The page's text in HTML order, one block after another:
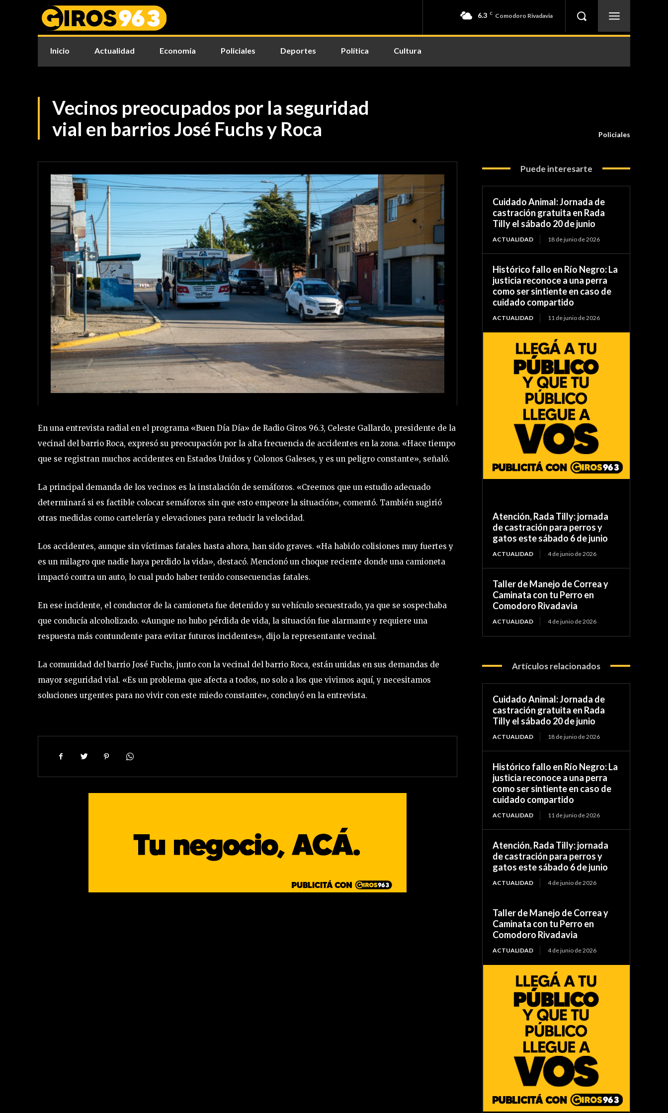
6.3 C Comodoro Rivadavia
Inicio Actualidad Economía Policiales Deportes Política Cultura
Vecinos preocupados por la seguridad
vial en barrios José Fuchs y Roca
Policiales
En una entrevista radial en el programa «Buen Día Día» de Radio Giros 96.3, Celeste Gallardo, presidente de la
vecinal del barrio Roca, expresó su preocupación por la alta frecuencia de accidentes en la zona. «Hace tiempo
que se registran muchos accidentes en Estados Unidos y Colonos Galeses, y es un peligro constante», señaló.
La principal demanda de los vecinos es la instalación de semáforos. «Creemos que un estudio adecuado
determinará si es factible colocar semáforos sin que esto empeore la situación», comentó. También sugirió
otras medidas como cartelería y elevaciones para reducir la velocidad.
Los accidentes, aunque sin víctimas fatales hasta ahora, han sido graves. «Ha habido colisiones muy fuertes y
es un milagro que nadie haya perdido la vida», destacó. Mencionó un choque reciente donde una camioneta
impactó contra un auto, lo cual pudo haber tenido consecuencias fatales.
En ese incidente, el conductor de la camioneta fue detenido y su vehículo secuestrado, ya que se sospechaba
que conducía alcoholizado. «Aunque no hubo pérdida de vida, la situación fue alarmante y requiere una
respuesta más contundente para evitar futuros incidentes», dijo la representante vecinal.
La comunidad del barrio José Fuchs, junto con la vecinal del barrio Roca, están unidas en sus demandas de
mayor seguridad vial. «Es un problema que afecta a todos, no solo a los que vivimos aquí, y necesitamos
soluciones urgentes para no vivir con este miedo constante», concluyó en la entrevista.
Puede interesarte
Cuidado Animal: Jornada de
castración gratuita en Rada
Tilly el sábado 20 de junio
ACTUALIDAD 18 de junio de 2026
Histórico fallo en Río Negro: La
justicia reconoce a una perra
como ser sintiente en caso de
cuidado compartido
ACTUALIDAD 11 de junio de 2026
Atención, Rada Tilly: jornada
de castración para perros y
gatos este sábado 6 de junio
ACTUALIDAD 4 de junio de 2026
Taller de Manejo de Correa y
Caminata con tu Perro en
Comodoro Rivadavia
ACTUALIDAD 4 de junio de 2026
Artículos relacionados
Cuidado Animal: Jornada de
castración gratuita en Rada
Tilly el sábado 20 de junio
ACTUALIDAD 18 de junio de 2026
Histórico fallo en Río Negro: La
justicia reconoce a una perra
como ser sintiente en caso de
cuidado compartido
ACTUALIDAD 11 de junio de 2026
Atención, Rada Tilly: jornada
de castración para perros y
gatos este sábado 6 de junio
ACTUALIDAD 4 de junio de 2026
Taller de Manejo de Correa y
Caminata con tu Perro en
Comodoro Rivadavia
ACTUALIDAD 4 de junio de 2026